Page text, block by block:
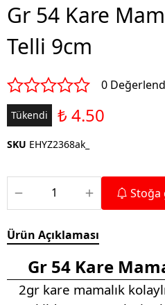
Gr 54 Kare
Telli 9cm
0
Tükendi ₺ 4.50
SKU EHYZ2368ak_
Stoğa
Ürün Açıklaması
Gr 54 Kare
2gr kare mamalık